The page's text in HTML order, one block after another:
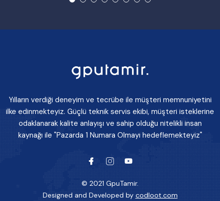
Yılların verdiği deneyim ve tecrübe ile müşteri memnuniyetini
ilke edinmekteyiz. Güçlü teknik servis ekibi, müşteri isteklerine
odaklanarak kalite anlayışı ve sahip olduğu nitelikli insan
kaynağı ile "Pazarda 1 Numara Olmayı hedeflemekteyiz"
© 2021 GpuTamir.
Designed and Developed by codloot.com